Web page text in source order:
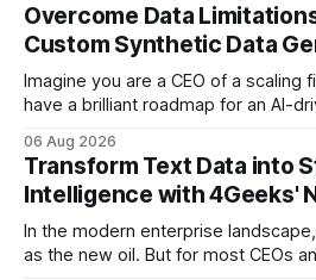
Overcome Data
Custom Synthetic Data
Imagine you are a CEO of a scaling
have a brilliant roadmap for an AI-
have the talent, the infrastructure,
there is one glaring wall in your
06 Aug 2026
Transform Text Data into
Intelligence with 4Geeks'
In the modern enterprise
as the new oil. But for most CEOs